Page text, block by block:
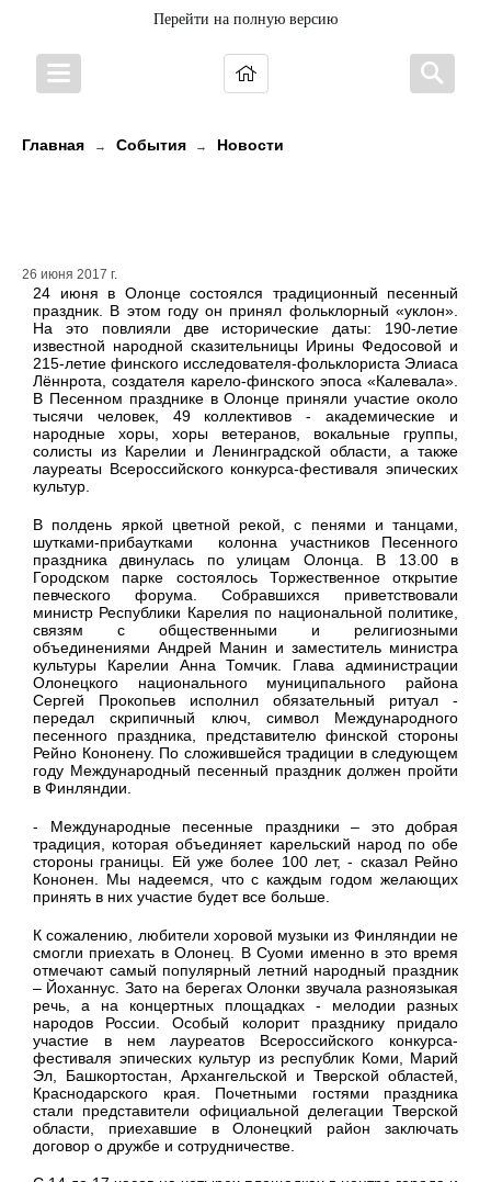
Перейти на полную версию
Главная → События → Новости
26 июня 2017 г.
24 июня в Олонце состоялся традиционный песенный
праздник. В этом году он принял фольклорный «уклон».
На это повлияли две исторические даты: 190-летие
известной народной сказительницы Ирины Федосовой и
215-летие финского исследователя-фольклориста Элиаса
Лённрота, создателя карело-финского эпоса «Калевала».
В Песенном празднике в Олонце приняли участие около
тысячи человек, 49 коллективов - академические и
народные хоры, хоры ветеранов, вокальные группы,
солисты из Карелии и Ленинградской области, а также
лауреаты Всероссийского конкурса-фестиваля эпических
культур.
В полдень яркой цветной рекой, с пенями и танцами,
шутками-прибаутками колонна участников Песенного
праздника двинулась по улицам Олонца. В 13.00 в
Городском парке состоялось Торжественное открытие
певческого форума. Собравшихся приветствовали
министр Республики Карелия по национальной политике,
связям с общественными и религиозными
объединениями Андрей Манин и заместитель министра
культуры Карелии Анна Томчик. Глава администрации
Олонецкого национального муниципального района
Сергей Прокопьев исполнил обязательный ритуал -
передал скрипичный ключ, символ Международного
песенного праздника, представителю финской стороны
Рейно Кононену. По сложившейся традиции в следующем
году Международный песенный праздник должен пройти
в Финляндии.
- Международные песенные праздники – это добрая
традиция, которая объединяет карельский народ по обе
стороны границы. Ей уже более 100 лет, - сказал Рейно
Кононен. Мы надеемся, что с каждым годом желающих
принять в них участие будет все больше.
К сожалению, любители хоровой музыки из Финляндии не
смогли приехать в Олонец. В Суоми именно в это время
отмечают самый популярный летний народный праздник
– Йоханнус. Зато на берегах Олонки звучала разноязыкая
речь, а на концертных площадках - мелодии разных
народов России. Особый колорит празднику придало
участие в нем лауреатов Всероссийского конкурса-
фестиваля эпических культур из республик Коми, Марий
Эл, Башкортостан, Архангельской и Тверской областей,
Краснодарского края. Почетными гостями праздника
стали представители официальной делегации Тверской
области, приехавшие в Олонецкий район заключать
договор о дружбе и сотрудничестве.